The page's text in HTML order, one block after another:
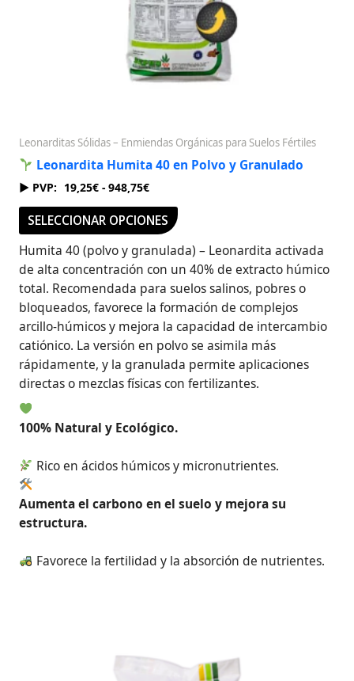
Leonarditas Sólidas – Enmiendas Orgánicas para Suelos Fértiles
Leonardita Humita 40 en Polvo y Granulado
19,25€ - 948,75€
SELECCIONAR OPCIONES
en
la
página
de
producto
Humita 40 (polvo y granulada) – Leonardita activada
de alta concentración con un 40% de extracto húmico
total. Recomendada para suelos salinos, pobres o
bloqueados, favorece la formación de complejos
arcillo-húmicos y mejora la capacidad de intercambio
catiónico. La versión en polvo se asimila más
rápidamente, y la granulada permite aplicaciones
directas o mezclas físicas con fertilizantes.
100% Natural y Ecológico.
Rico en ácidos húmicos y micronutrientes.
Aumenta el carbono en el suelo y mejora su
estructura.
Favorece la fertilidad y la absorción de nutrientes.
69,96€múltiples